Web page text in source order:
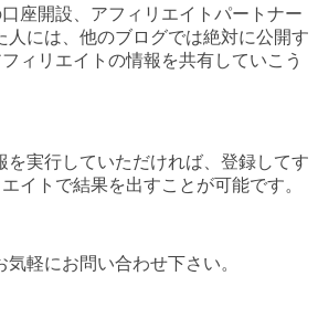
座開設、アフィリエイトパートナー
人には、他のブログでは絶対に公開す
ィリエイトの情報を共有していこう
を実行していただければ、登録してす
イトで結果を出すことが可能です。
気軽にお問い合わせ下さい。